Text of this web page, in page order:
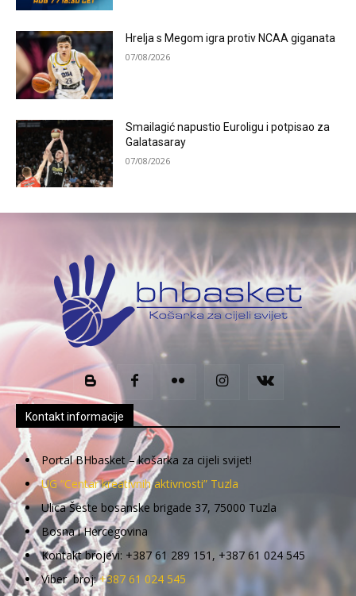
Hrelja s Megom igra protiv NCAA giganata
07/08/2026
Smailagić napustio Euroligu i potpisao za
Galatasaray
07/08/2026
Kontakt informacije
Portal BHbasket – košarka za cijeli svijet!
UG “Centar kreativnih aktivnosti” Tuzla
Ulica Šeste bosanske brigade 37, 75000 Tuzla
Bosna i Hercegovina
Kontakt brojevi: +387 61 289 151, +387 61 024 545
Viber broj:+387 61 024 545